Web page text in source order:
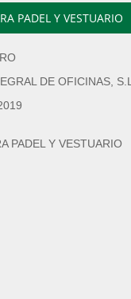
PADEL Y VESTUARIO
DE OFICINAS, S.L.
PADEL Y VESTUARIO